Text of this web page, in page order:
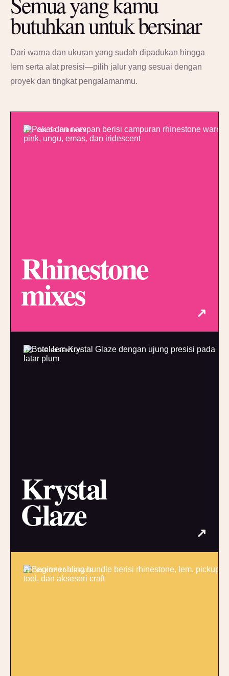
butuhkan untuk bersinar
Dari warna dan ukuran yang sudah dipadukan hingga
lem serta alat presisi—pilih jalur yang sesuai dengan
proyek dan tingkat pengalamanmu.
01 / COLOR LIBRARY
Rhinestone
mixes ↗
02 / THE ESSENTIAL
Krystal
Glaze ↗
03 / READY TO CREATE